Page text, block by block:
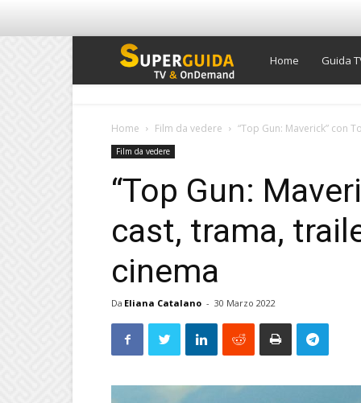
Super
Home Guida
Home Film da vedere “Top Gun: Maverick” con
Film da vedere
“Top Gun:
cast, trama,
cinema
Da Eliana Catalano - 30 Marzo 2022